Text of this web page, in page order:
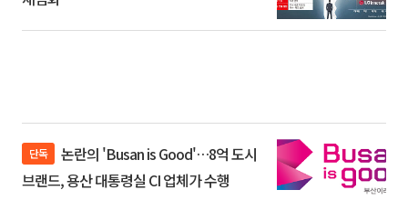
단독
브랜드, 용산 대통령실 CI 업체가 수행